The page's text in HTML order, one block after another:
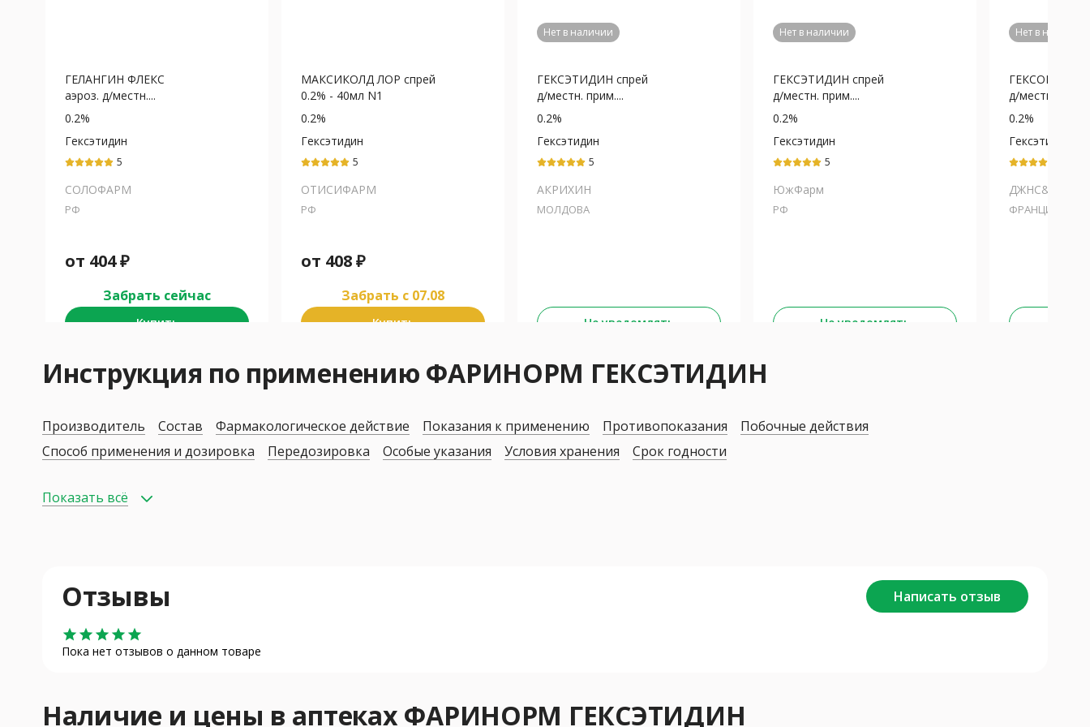
ГЕЛАНГИН ФЛЕКС
аэроз. д/местн....
0.2%
Гексэтидин
5
СОЛОФАРМ
РФ
от 404₽
Забрать сейчас
Купить
МАКСИКОЛД ЛОР спрей
0.2% - 40мл N1
0.2%
Гексэтидин
5
ОТИСИФАРМ
РФ
от 408₽
Забрать c 07.08
Купить
Нет в наличии
ГЕКСЭТИДИН спрей
д/местн. прим....
0.2%
Гексэтидин
5
АКРИХИН
МОЛДОВА
Не уведомлять
Нет в наличии
ГЕКСЭТИДИН спрей
д/местн. прим....
0.2%
Гексэтидин
5
ЮжФарм
РФ
Не уведомлять
Нет в наличии
ГЕКСОРАЛ
д/местн. прим.
0.2%
Гексэтидин
ДЖНС&ДЖНС
ФРАНЦИЯ
Инструкция по применению ФАРИНОРМ ГЕКСЭТИДИН
Производитель Состав Фармакологическое действие Показания к применению Противопоказания
Побочные действия
Способ применения и дозировка
Передозировка Особые указания Условия хранения Срок годности
Показать всё
Отзывы Написать отзыв
star star star star star
Пока нет отзывов о данном товаре
Наличие и цены в аптеках ФАРИНОРМ ГЕКСЭТИДИН